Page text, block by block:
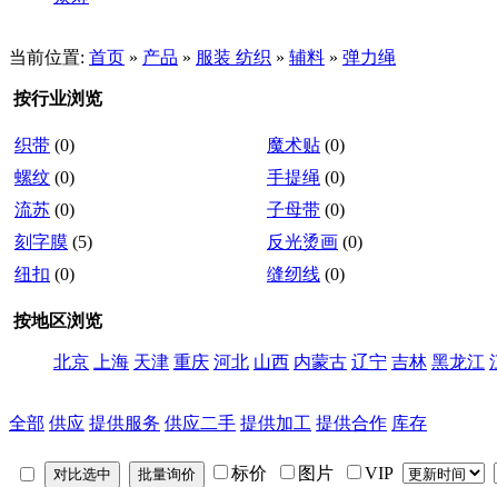
当前位置: 首页 » 产品 » 服装 纺织 » 辅料 » 弹力绳
按行业浏览
织带 (0) 魔术贴 (0)
螺纹 (0) 手提绳 (0)
流苏 (0) 子母带 (0)
刻字膜 (5) 反光烫画 (0)
纽扣 (0) 缝纫线 (0)
按地区浏览
北京 上海 天津 重庆 河北 山西 内蒙古 辽宁 吉林 黑龙江
全部 供应 提供服务 供应二手 提供加工 提供合作 库存
标价 图片 VIP